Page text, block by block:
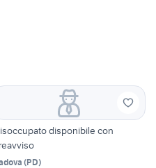
disponibile con
(PD)